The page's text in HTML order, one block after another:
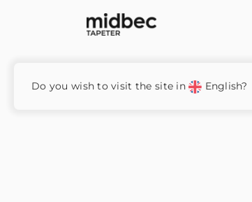
Hem Colours / Rythm Moss – RYT008
Do you wish to visit the site in English?